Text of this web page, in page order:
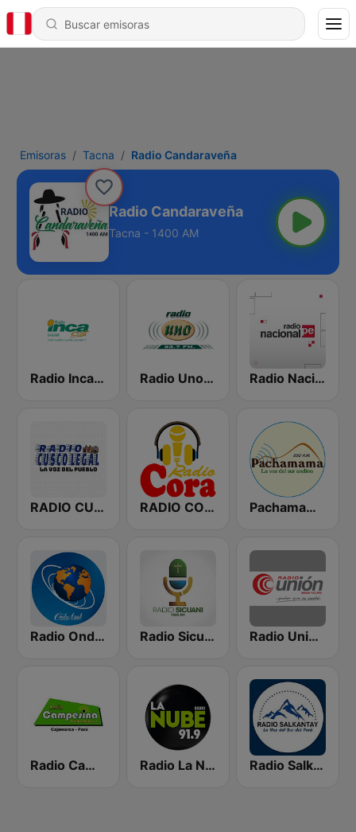
Emisoras Tacna Radio Candaraveña
Radio Candaraveña
Tacna - 1400 AM
Radio Inca Sat Radio Uno 93.7 FM Radio Nacional
RADIO CUSCO LEGAL RADIO CORA 1250 AM Pachamama Radio
Radio Onda Azul Radio Sicuani Radio Unión 103.3 FM
Radio Campesina Radio La Nube Radio Salkantay